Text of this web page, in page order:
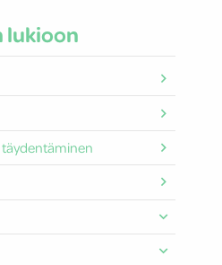
lukioon